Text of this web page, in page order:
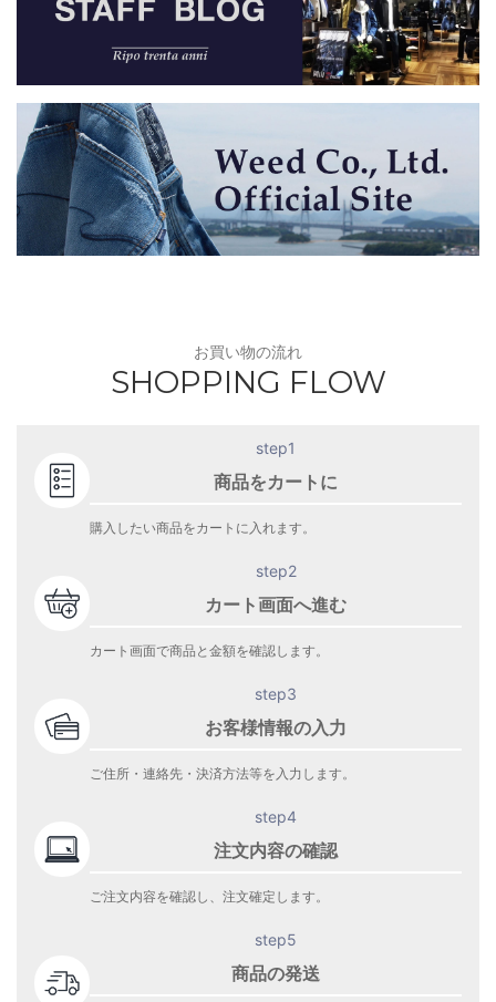
お買い物の流れ
SHOPPING FLOW
step1
商品をカートに
購入したい商品をカートに入れます。
step2
カート画面へ進む
カート画面で商品と金額を確認します。
step3
お客様情報の入力
ご住所・連絡先・決済方法等を入力します。
step4
注文内容の確認
ご注文内容を確認し、注文確定します。
step5
商品の発送